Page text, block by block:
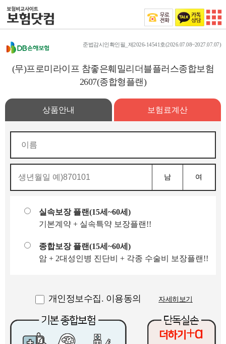
준법감시인확인필_제2026-14541호(2026.07.08~2027.07.07)
(무)프로미라이프 참좋은훼밀리더블플러스종합보험
2607(종합형플랜)
상품안내 보험료계산
남 여
실속보장 플랜(15세~60세)
기본계약 + 실속특약 보장플랜!!
종합보장 플랜(15세~60세)
암 + 2대성인병 진단비 + 각종 수술비 보장플랜!!
개인정보수집. 이용동의 자세히보기